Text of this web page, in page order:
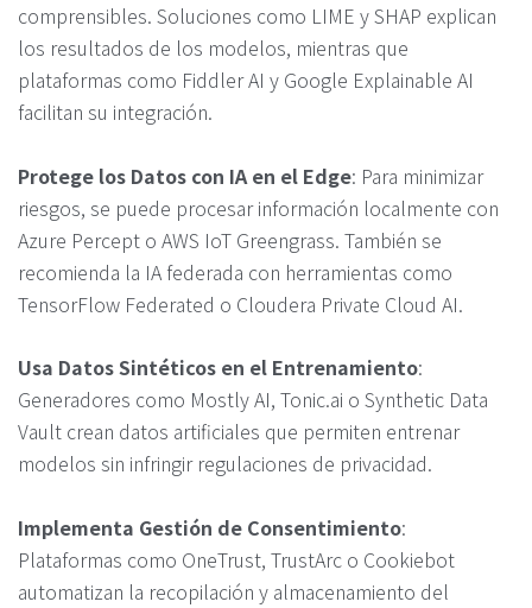
comprensibles. Soluciones como LIME y SHAP explican
los resultados de los modelos, mientras que
plataformas como Fiddler AI y Google Explainable AI
facilitan su integración.
Protege los Datos con IA en el Edge: Para minimizar
riesgos, se puede procesar información localmente con
Azure Percept o AWS IoT Greengrass. También se
recomienda la IA federada con herramientas como
TensorFlow Federated o Cloudera Private Cloud AI.
Usa Datos Sintéticos en el Entrenamiento:
Generadores como Mostly AI, Tonic.ai o Synthetic Data
Vault crean datos artificiales que permiten entrenar
modelos sin infringir regulaciones de privacidad.
Implementa Gestión de Consentimiento:
Plataformas como OneTrust, TrustArc o Cookiebot
automatizan la recopilación y almacenamiento del